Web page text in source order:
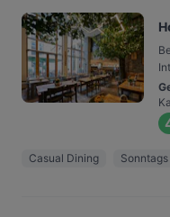
Casual Dining